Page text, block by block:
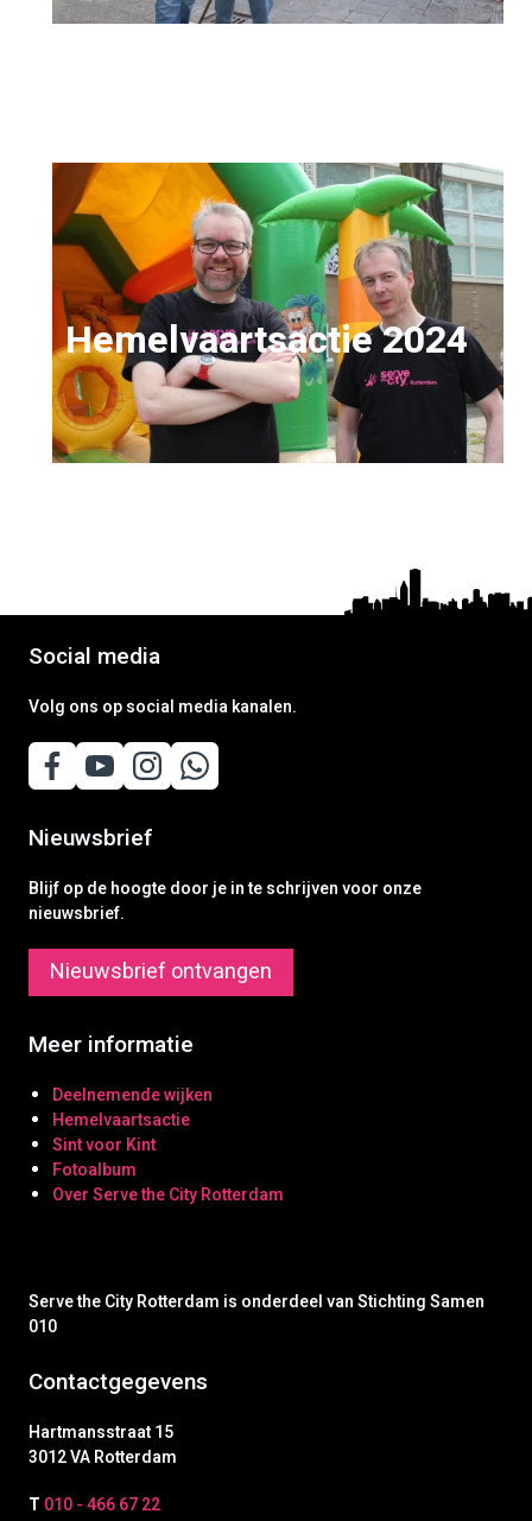
Hemelvaartsactie 2024
Social media
Volg ons op social media kanalen.
Nieuwsbrief
Blijf op de hoogte door je in te schrijven voor onze
nieuwsbrief.
Nieuwsbrief ontvangen
Meer informatie
Deelnemende wijken
Hemelvaartsactie
Sint voor Kint
Fotoalbum
Over Serve the City Rotterdam
Serve the City Rotterdam is onderdeel van Stichting Samen
010
Contactgegevens
Hartmansstraat 15
3012 VA Rotterdam
T 010 - 466 67 22